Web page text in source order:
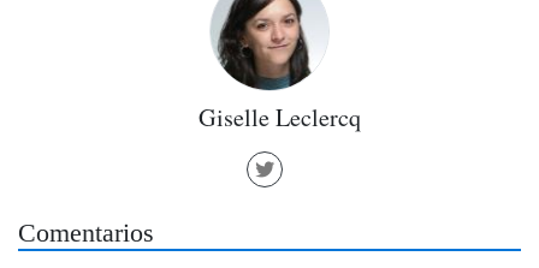
Giselle Leclercq
Comentarios